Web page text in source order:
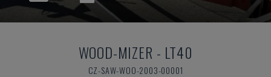
WOOD-MIZER - LT40
CZ-SAW-WOO-2003-00001